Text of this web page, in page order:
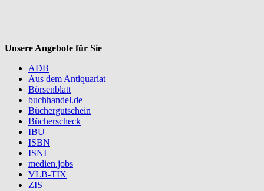
Unsere Angebote für Sie
ADB
Aus dem Antiquariat
Börsenblatt
buchhandel.de
Büchergutschein
Bücherscheck
IBU
ISBN
ISNI
medien.jobs
VLB-TIX
ZIS